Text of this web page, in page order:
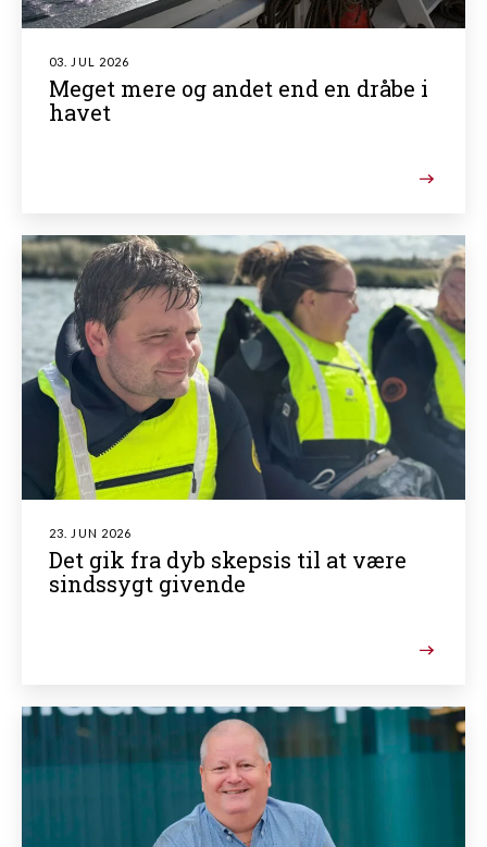
03. JUL 2026
Meget mere og andet end en dråbe i
havet
23. JUN 2026
Det gik fra dyb skepsis til at være
sindssygt givende